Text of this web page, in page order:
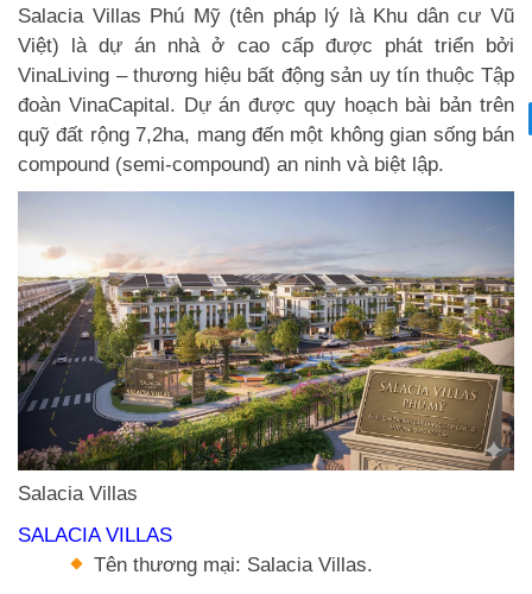
Salacia Villas Phú Mỹ (tên pháp lý là Khu dân cư Vũ
Việt) là dự án nhà ở cao cấp được phát triển bởi
VinaLiving – thương hiệu bất động sản uy tín thuộc Tập
đoàn VinaCapital. Dự án được quy hoạch bài bản trên
quỹ đất rộng 7,2ha, mang đến một không gian sống bán
compound (semi-compound) an ninh và biệt lập.
Salacia Villas
SALACIA VILLAS
Tên thương mại: Salacia Villas.